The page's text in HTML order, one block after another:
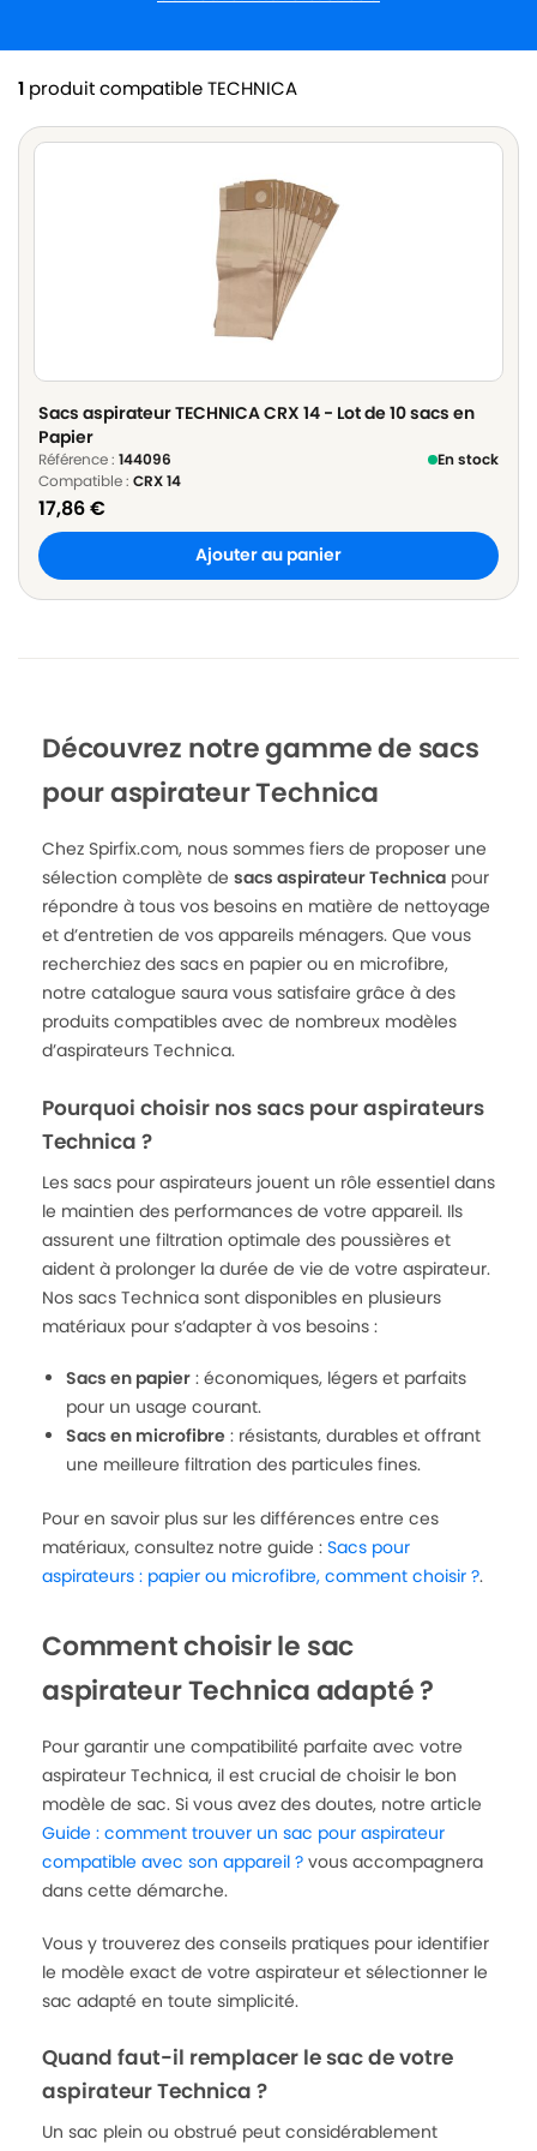
1 produit compatible TECHNICA
Sacs aspirateur TECHNICA CRX 14 - Lot de 10 sacs en
Papier
Référence : 144096
En stock
Compatible : CRX 14
17,86€
Ajouter au panier
Découvrez notre gamme de sacs
pour aspirateur Technica
Chez Spirfix.com, nous sommes fiers de proposer une
sélection complète de sacs aspirateur Technica pour
répondre à tous vos besoins en matière de nettoyage
et d’entretien de vos appareils ménagers. Que vous
recherchiez des sacs en papier ou en microfibre,
notre catalogue saura vous satisfaire grâce à des
produits compatibles avec de nombreux modèles
d’aspirateurs Technica.
Pourquoi choisir nos sacs pour aspirateurs
Technica ?
Les sacs pour aspirateurs jouent un rôle essentiel dans
le maintien des performances de votre appareil. Ils
assurent une filtration optimale des poussières et
aident à prolonger la durée de vie de votre aspirateur.
Nos sacs Technica sont disponibles en plusieurs
matériaux pour s’adapter à vos besoins :
Sacs en papier : économiques, légers et parfaits
pour un usage courant.
Sacs en microfibre : résistants, durables et offrant
une meilleure filtration des particules fines.
Pour en savoir plus sur les différences entre ces
matériaux, consultez notre guide : Sacs pour
aspirateurs : papier ou microfibre, comment choisir ?.
Comment choisir le sac
aspirateur Technica adapté ?
Pour garantir une compatibilité parfaite avec votre
aspirateur Technica, il est crucial de choisir le bon
modèle de sac. Si vous avez des doutes, notre article
Guide : comment trouver un sac pour aspirateur
compatible avec son appareil ? vous accompagnera
dans cette démarche.
Vous y trouverez des conseils pratiques pour identifier
le modèle exact de votre aspirateur et sélectionner le
sac adapté en toute simplicité.
Quand faut-il remplacer le sac de votre
aspirateur Technica ?
Un sac plein ou obstrué peut considérablement